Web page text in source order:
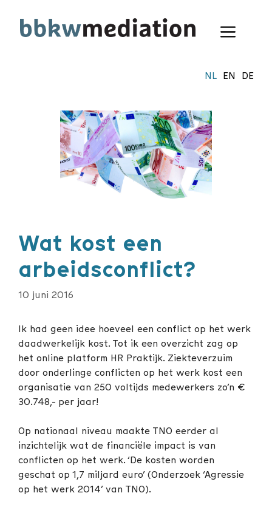
naar
NL EN DE
Menu
Wat kost een
arbeidsconflict?
10 juni 2016
Ik had geen idee hoeveel een conflict op het werk
daadwerkelijk kost. Tot ik een overzicht zag op
het online platform HR Praktijk. Ziekteverzuim
door onderlinge conflicten op het werk kost een
organisatie van 250 voltijds medewerkers zo’n €
30.748,- per jaar!
Op nationaal niveau maakte TNO eerder al
inzichtelijk wat de financiële impact is van
conflicten op het werk. ‘De kosten worden
geschat op 1,7 miljard euro’ (Onderzoek ‘Agressie
op het werk 2014’ van TNO).